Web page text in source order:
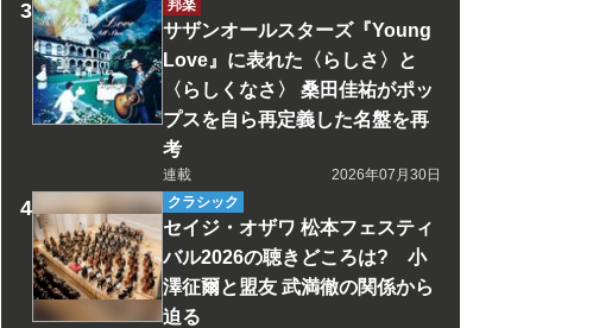
邦楽
サザンオールスターズ『Young
Love』に表れた〈らしさ〉と
〈らしくなさ〉 桑田佳祐がポッ
プスを自ら再定義した名盤を再
考
連載
2026年07月30日
クラシック
セイジ・オザワ 松本フェスティ
バル2026の聴きどころは? 小
澤征爾と盟友 武満徹の関係から
迫る